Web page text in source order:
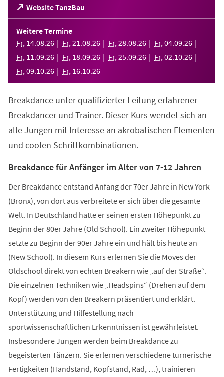
Website TanzBau
(Öffnet
in
einem
neuen
Tab)
Weitere Termine
Fr, 14.08.26 Fr, 21 .08.26 Fr, 28.08.26 Fr, 04.09.26
Fr, 11 .09.26 Fr, 18.09.26 Fr, 25.09.26 Fr, 02.10.26
Fr, 09.10.26 Fr, 16.10.26
Breakdance unter qualifizierter Leitung erfahrener
Breakdancer und Trainer. Dieser Kurs wendet sich an
alle Jungen mit Interesse an akrobatischen Elementen
und coolen Schrittkombinationen.
Breakdance für Anfänger im Alter von 7-12 Jahren
Der Breakdance entstand Anfang der 70er Jahre in New York
(Bronx), von dort aus verbreitete er sich über die gesamte
Welt. In Deutschland hatte er seinen ersten Höhepunkt zu
Beginn der 80er Jahre (Old School). Ein zweiter Höhepunkt
setzte zu Beginn der 90er Jahre ein und hält bis heute an
(New School). In diesem Kurs erlernen Sie die Moves der
Oldschool direkt von echten Breakern wie „auf der Straße“.
Die einzelnen Techniken wie „Headspins“ (Drehen auf dem
Kopf) werden von den Breakern präsentiert und erklärt.
Unterstützung und Hilfestellung nach
sportwissenschaftlichen Erkenntnissen ist gewährleistet.
Insbesondere Jungen werden beim Breakdance zu
begeisterten Tänzern. Sie erlernen verschiedene turnerische
Fertigkeiten (Handstand, Kopfstand, Rad, …), trainieren